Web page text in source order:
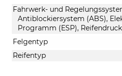
Fahrwerk- und
Antiblockiersystem (ABS),
Programm (ESP),
Felgentyp
Reifentyp